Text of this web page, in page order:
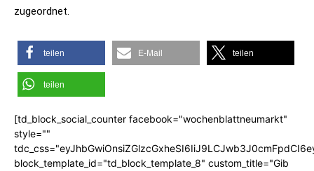
zugeordnet.
teilen E-Mail teilen
teilen
[td_block_social_counter facebook="wochenblattneumarkt"
style=""
block_template_id="td_block_template_8" custom_title="Gib